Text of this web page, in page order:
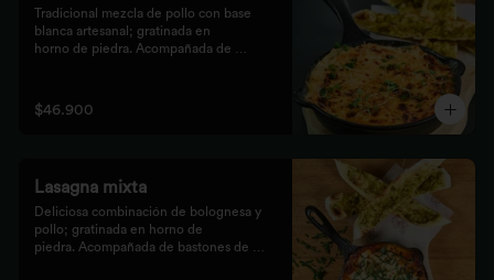
Tradicional mezcla de pollo con base
blanca artesanal; gratinada en
horno de piedra. Acompañada de
$46.900
Lasagna mixta
Deliciosa combinación de bolognesa y
pollo; gratinada en horno de
piedra. Acompañada de bastones de